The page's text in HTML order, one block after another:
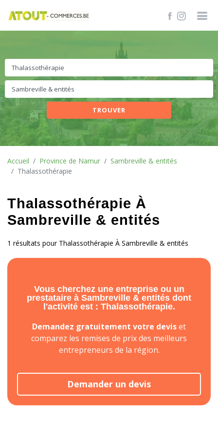
TROUVER
Accueil Province de Namur
Sambreville & entités
Thalassothérapie
Thalassothérapie À
Sambreville & entités
1 résultats pour Thalassothérapie À Sambreville & entités
Vous cherchez une entreprise ou un
prestataire à Sambreville & entités dont
l'activité est : Thalassothérapie.
Demandez gratuitement votre deviset
comparez les remises de prix des meilleurs
entrepreneurs de la région.
Demander un devis